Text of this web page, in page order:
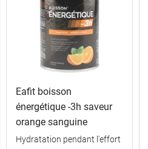
Eafit boisson
énergétique -3h saveur
orange sanguine
Hydratation pendant l'effort